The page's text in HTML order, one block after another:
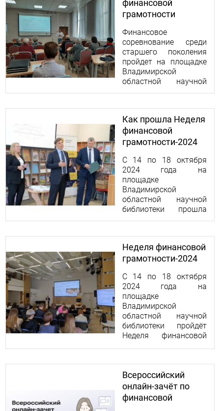
финансовой
грамотности
Финансовое
соревнование среди
старшего поколения
пройдет на площадке
Владимирской
областной научной
библиотеки.
Как прошла Неделя
финансовой
грамотности-2024
С 14 по 18 октября
2024 года на
площадке
Владимирской
областной научной
библиотеки прошла
Неделя финансовой
Неделя финансовой
грамотности-2024
С 14 по 18 октября
2024 года на
площадке
Владимирской
областной научной
библиотеки пройдёт
Неделя финансовой
Всероссийский
онлайн-зачёт по
финансовой